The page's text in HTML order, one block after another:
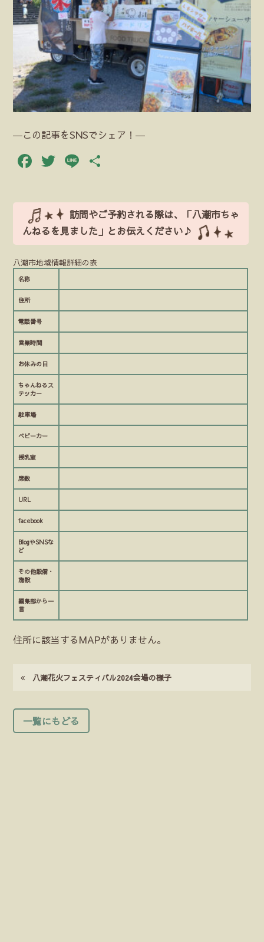
―この記事をSNSでシェア！―
Facebook
Twitter
Line
訪問やご予約される際は、「八潮市ちゃ
んねるを見ました」とお伝えください♪
八潮市地域情報詳細の表
名称
住所
電話番号
営業時間
お休みの日
ちゃんねるス
テッカー
駐車場
ベビーカー
授乳室
席数
URL
facebook
BlogやSNSな
ど
その他設備・
施設
編集部から一
言
住所に該当するMAPがありません。
八潮花火フェスティバル2024会場の様子
一覧にもどる